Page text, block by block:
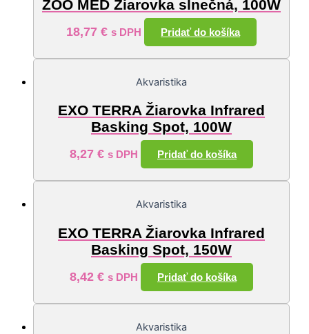
ZOO MED Žiarovka slnečná, 100W
18,77 € s DPH Pridať do košíka
Akvaristika
EXO TERRA Žiarovka Infrared
Basking Spot, 100W
8,27 € s DPH Pridať do košíka
Akvaristika
EXO TERRA Žiarovka Infrared
Basking Spot, 150W
8,42 € s DPH Pridať do košíka
Akvaristika